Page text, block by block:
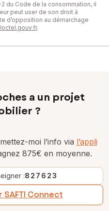
du Code de la consommation, il
peut user de son droit à
d’opposition au démarchage
.
a un projet
?
moi l’info via l’appli
875€ en moyenne.
:827623
Connect